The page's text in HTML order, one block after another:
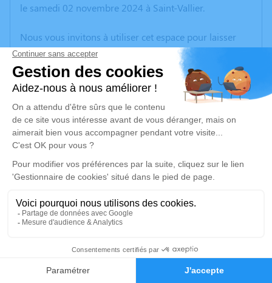
Faire-part Hommages
le samedi 02 novembre 2024 à Saint-Vallier.
Nous vous invitons à utiliser cet espace pour laisser
vos condoléances, partager des photos souvenirs, une
anecdote ou exprimer vos pensées à travers des
poèmes ou des textes. Cet endroit est un lieu
d'expression dédié à honorer la mémoire de Danielle
OSTERNAUD.
Un service de plantation d’arbre hommage est
disponible ici.
Je rends hommage
Cérémonie
communal 100-222 Route de la Sizeranne
26240 Beausemblant